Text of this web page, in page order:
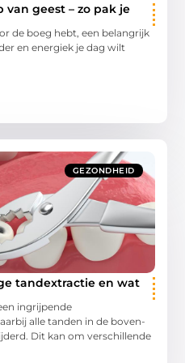
van geest – zo pak je
de boeg hebt, een belangrijk
en energiek je dag wilt
GEZONDHEID
tandextractie en wat
ingrijpende
alle tanden in de boven-
Dit kan om verschillende